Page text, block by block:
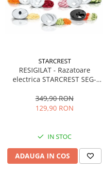
Prelungitoare
Sport & Activitati in aer liber
Accesorii aparate climatizare
Aeroterme
Aparate de spalat cu presiune
Calorifere electrice
Ingrijire personala
STARCREST
RESIGILAT - Razatoare
electrica STARCREST SEG-
taiere, Negru
349,90 RON
129,90 RON
IN STOC
ADAUGA IN COS